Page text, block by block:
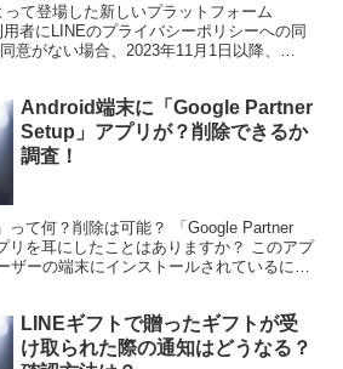
て登場した新しいプラットフォーム
用者にLINEのプライバシーポリシーへの同
意がない場合、2023年11月1日以降、
Android端末に「Google Partner
Setup」アプリが？削除できるか
調査！
って何？削除は可能？ 「Google Partner
リを耳にしたことはありますか？ このアプ
ザーの端末にインストールされているにも
LINEギフトで贈ったギフトが受
け取られた際の通知はどうなる？